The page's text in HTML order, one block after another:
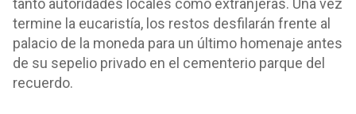
tanto autoridades locales como extranjeras. Una vez
termine la eucaristía, los restos desfilarán frente al
palacio de la moneda para un último homenaje antes
de su sepelio privado en el cementerio parque del
recuerdo.